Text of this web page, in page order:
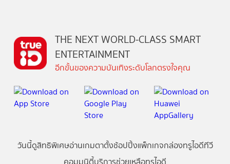
THE NEXT WORLD-CLASS SMART
ENTERTAINMENT
อีกขั้นของความบันเทิงระดับโลกตรงใจคุณ
วันนี้ดูสิทธิพิเศษอ่านเกมตาตั้งช้อปปิ้งแพ็กเกจกล่องทรูไอดีทีวี